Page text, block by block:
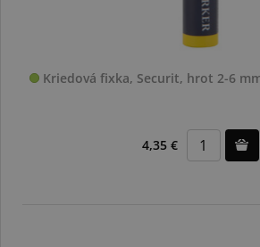
Kriedová fixka, Securit, hrot 2-6
4,35 €